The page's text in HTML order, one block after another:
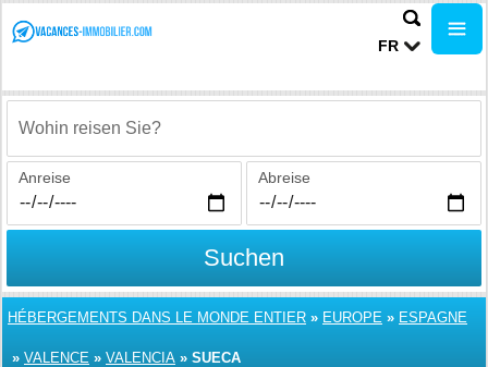
FR
Wohin reisen Sie?
Anreise Abreise
Suchen
HÉBERGEMENTS DANS LE MONDE ENTIER » EUROPE » ESPAGNE
» VALENCE » VALENCIA » SUECA